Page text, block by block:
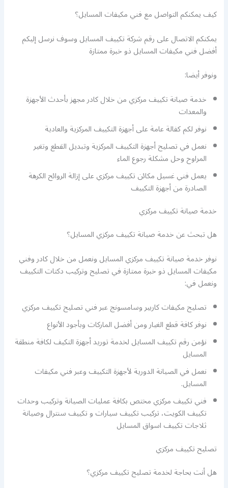
كيف يمكنكم التواصل مع فني مكيفات المسايل؟
يمكنكم الاتصال على رقم شركة تكييف المسايل وسوف نرسل إليكم
أفضل فني مكيفات المسايل ذو خبرة ممتازة
ونوفر أيضا:
خدمة صيانة تكييف مركزي من خلال كادر مجهز بأحدث الأجهزة
والمعدات
نوفر لكم كفالة عامة على أجهزة التكييف المركزية والعادية
نعمل في تصليح أجهزة التكييف المركزية وتبديل القطع وتغير
المراوح وحل مشكلة رجوع الماء
يعمل فني غسيل مكائن تكييف مركزي على إزالة الروائح الكرهة
الصادرة من أجهزة التكييف
خدمة صيانة تكييف مركزي
هل تبحث عن خدمة صيانة تكييف مركزي المسايل؟
نوفر خدمة صيانة تكييف مركزي المسايل ونعمل من خلال كادر وفني
مكيفات المسايل ذو خبرة ممتازة في تصليح وتركيب دكتات التكييف
ونعمل في:
تصليح مكيفات كاربير وسامسونج عبر فني تصليح تكييف مركزي
نوفر كافة قطع الغيار ومن أفضل الماركات وبأجود الأنواع
نؤمن رقم تكييف المسايل لخدمة توريد أجهزة التكيف لكافة منطقة
المسايل
نعمل في الصيانة الدورية لأجهزة التكييف وعبر فني مكيفات
المسايل.
فني تكييف مركزي مختص بكافة عمليات الصيانة وتركيب وحدات
تكييف الكويت، تركيب تكييف سيارات و تكييف سنترال وصيانة
ثلاجات تكييف اسواق المسايل
تصليح تكييف مركزي
هل أنت بحاجة لخدمة تصليح تكييف مركزي؟